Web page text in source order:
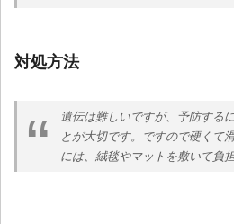
対処方法
遺伝は難しいですが、予防する
とが大切です。ですので硬くて
には、絨毯やマットを敷いて負